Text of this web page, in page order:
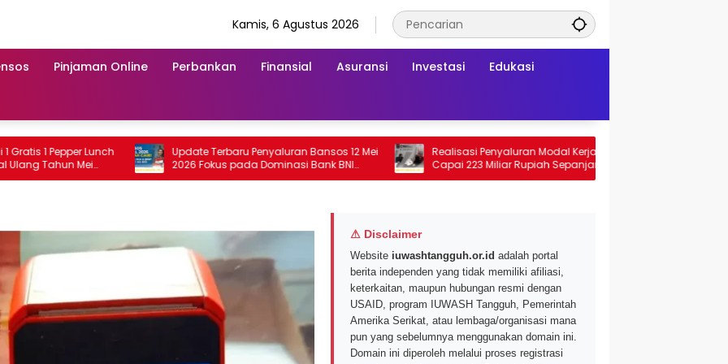
Kamis, 6 Agustus 2026
Pinjaman Online Perbankan Finansial Asuransi Investasi Edukasi
1 Pepper Lunch
Mei
Update Terbaru Penyaluran Bansos 12 Mei
2026 Fokus pada Dominasi Bank BNI
serta Struk BRI
Realisasi Penyaluran Modal Kerja CNAF
Capai 223 Miliar Rupiah Sepanjang Maret
2026 Ini
⚠ Disclaimer
Website iuwashtangguh.or.id adalah portal
berita independen yang tidak memiliki afiliasi,
keterkaitan, maupun hubungan resmi dengan
USAID, program IUWASH Tangguh, Pemerintah
Amerika Serikat, atau lembaga/organisasi mana
pun yang sebelumnya menggunakan domain ini.
Domain ini diperoleh melalui proses registrasi